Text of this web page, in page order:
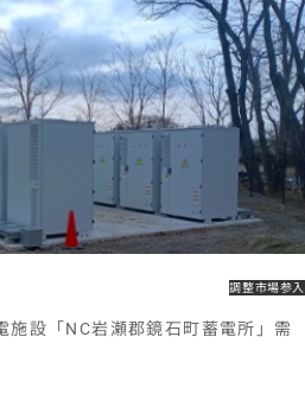
調整市場参入
施設「NC岩瀬郡鏡石町蓄電所」需